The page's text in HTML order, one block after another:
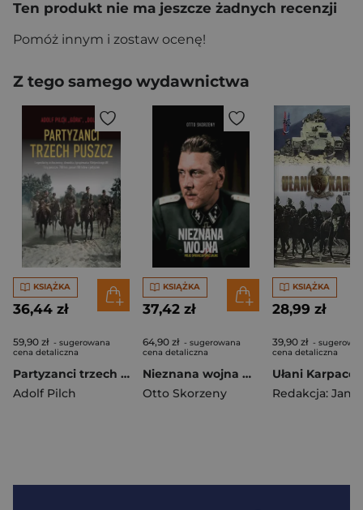
Ten produkt nie ma jeszcze żadnych recenzji
Pomóż innym i zostaw ocenę!
Z tego samego wydawnictwa
KSIĄŻKA
36,44 zł
59,90 zł - sugerowana
cena detaliczna
Partyzanci trzech Puszcz wyd. 2
Adolf Pilch
KSIĄŻKA
37,42 zł
64,90 zł - sugerowana
cena detaliczna
Nieznana wojna wyd. 2
Otto Skorzeny
KSIĄŻKA
28,99 zł
39,90 zł -
cena detaliczna